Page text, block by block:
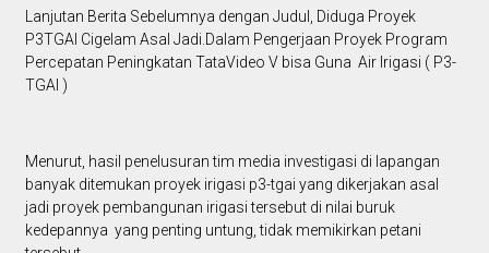
Lanjutan Berita Sebelumnya dengan Judul, Diduga Proyek
P3TGAI Cigelam Asal Jadi.Dalam Pengerjaan Proyek Program
Percepatan Peningkatan TataVideo V bisa Guna Air Irigasi ( P3-
TGAI )
Menurut, hasil penelusuran tim media investigasi di lapangan
banyak ditemukan proyek irigasi p3-tgai yang dikerjakan asal
jadi proyek pembangunan irigasi tersebut di nilai buruk
kedepannya yang penting untung, tidak memikirkan petani